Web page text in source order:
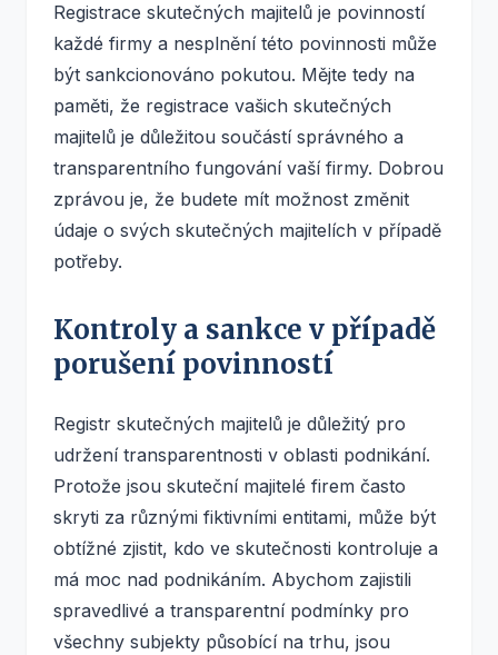
Registrace skutečných majitelů je povinností
každé firmy a nesplnění této povinnosti může
být sankcionováno pokutou. Mějte tedy na
paměti, že registrace vašich skutečných
majitelů je důležitou součástí správného a
transparentního fungování vaší firmy. Dobrou
zprávou je, že budete mít možnost změnit
údaje o svých skutečných majitelích v případě
potřeby.
Kontroly a sankce v případě
porušení povinností
Registr skutečných majitelů je důležitý pro
udržení transparentnosti v oblasti podnikání.
Protože jsou skuteční majitelé firem často
skryti za různými fiktivními entitami, může být
obtížné zjistit, kdo ve skutečnosti kontroluje a
má moc nad podnikáním. Abychom zajistili
spravedlivé a transparentní podmínky pro
všechny subjekty působící na trhu, jsou